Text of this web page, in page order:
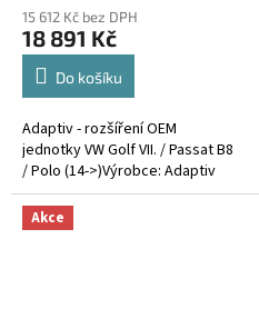
15 612 Kč bez DPH
18 891 Kč
Do košíku
Adaptiv - rozšíření OEM
jednotky VW Golf VII. / Passat B8
/ Polo (14->)Výrobce: Adaptiv
Akce